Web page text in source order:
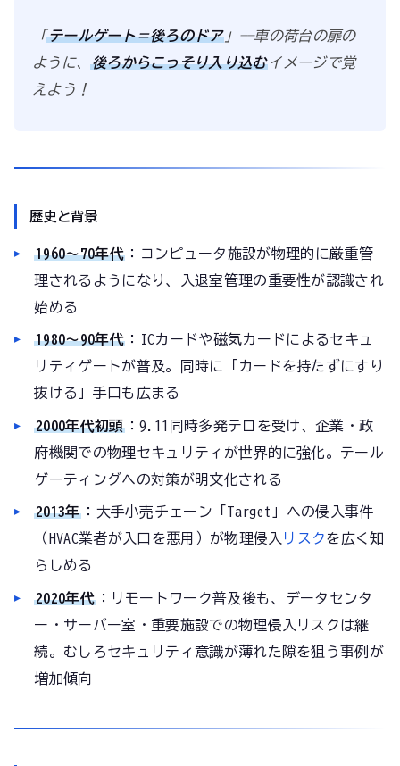
「テールゲート＝後ろのドア 」——車の荷台の扉の
ように、後ろからこっそり入り込む イメージで覚
えよう！
歴史と背景
1960〜70年代 ：コンピュータ施設が物理的に厳重管
理されるようになり、入退室管理の重要性が認識され
始める
1980〜90年代 ：ICカードや磁気カードによるセキュ
リティゲートが普及。同時に「カードを持たずにすり
抜ける」手口も広まる
2000年代初頭 ：9.11同時多発テロを受け、企業・政
府機関での物理セキュリティが世界的に強化。テール
ゲーティングへの対策が明文化される
2013年 ：大手小売チェーン「Target」への侵入事件
（HVAC業者が入口を悪用）が物理侵入 リスクを広く知
らしめる
2020年代：リモートワーク普及後も、データセンタ
ー・サーバー室・重要施設での物理侵入リスクは継
続。むしろセキュリティ意識が薄れた隙を狙う事例が
増加傾向